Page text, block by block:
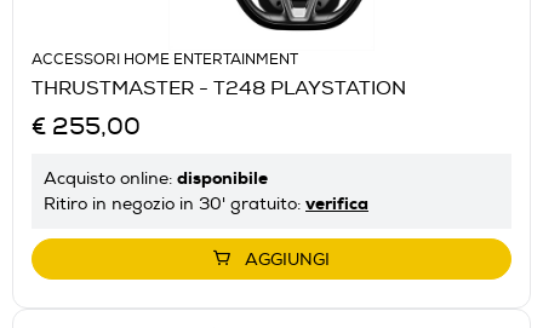
ACCESSORI HOME ENTERTAINMENT
THRUSTMASTER - T248 PLAYSTATION
€ 255,00
Acquisto online: disponibile
Ritiro in negozio in 30' gratuito: verifica
AGGIUNGI